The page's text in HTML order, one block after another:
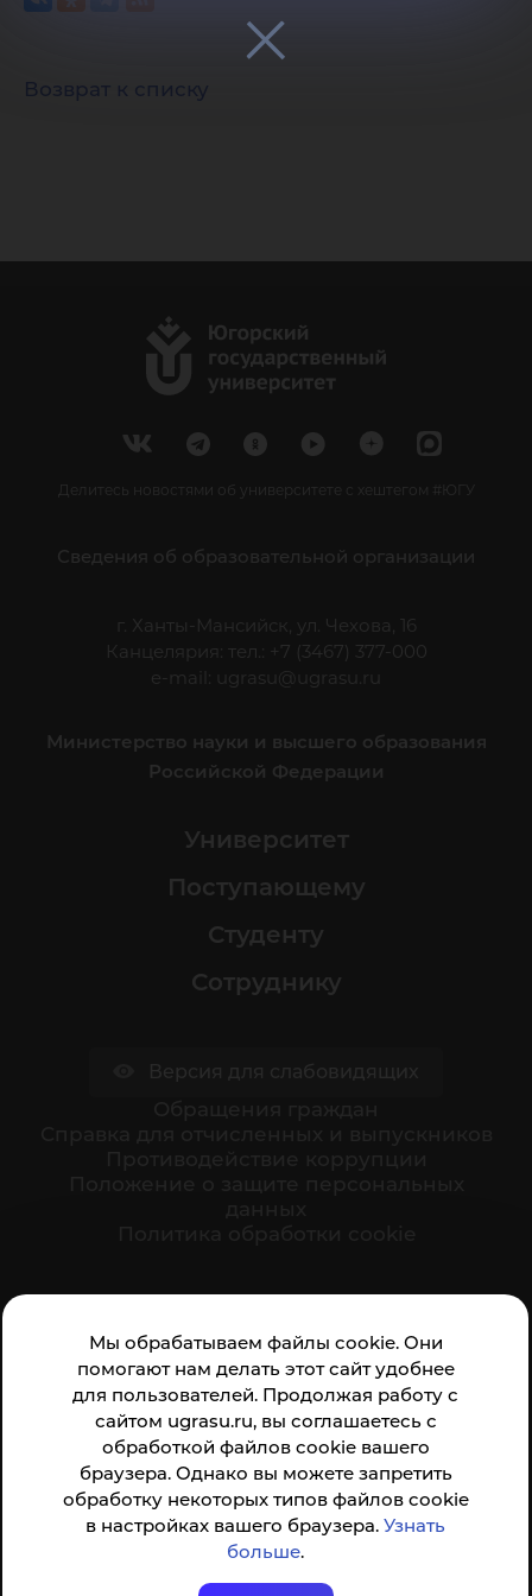
Мы обрабатываем файлы cookie. Они
помогают нам делать этот сайт удобнее
для пользователей. Продолжая работу с
сайтом ugrasu.ru, вы соглашаетесь с
обработкой файлов cookie вашего
браузера. Однако вы можете запретить
обработку некоторых типов файлов cookie
в настройках вашего браузера.Узнать
больше.
Возврат к списку
Делитесь новостями об университете с хештегом #ЮГУ
Сведения об образовательной организации
г. Ханты-Мансийск, ул. Чехова, 16
Канцелярия: тел.: +7 (3467) 377-000
e-mail:
ugrasu@ugrasu.ru
Министерство науки и высшего образования
Российской Федерации
Университет
Поступающему
Студенту
Сотруднику
организации:
Анкета доступна по QR-коду, а так же по прямой
ссылке